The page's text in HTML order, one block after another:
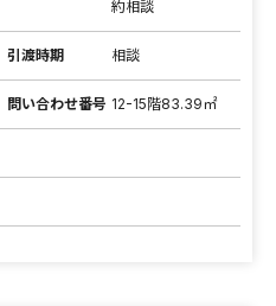
約相談
引渡時期 相談
問い合わせ番号 12-15階83.39㎡